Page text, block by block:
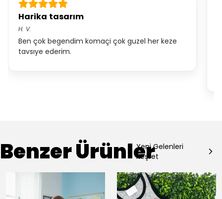
Harika tasarım
H. V.
Ben çok begendim komaçi çok guzel her keze
tavsıye ederim.
Benzer ÜrünlerYeni Gelenleri
Keşfet